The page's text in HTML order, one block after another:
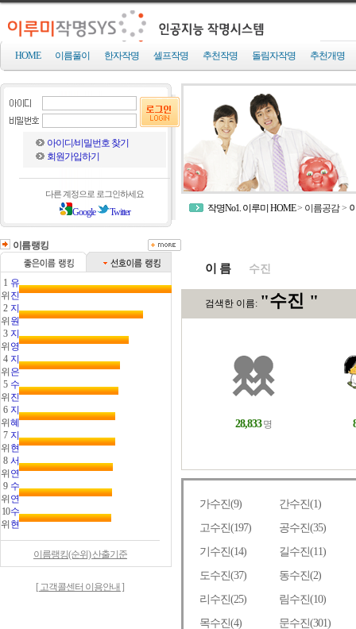
HOME 이름풀이 한자작명 셀프작명 추천작명 돌림자작명 추천개명
아이디/비밀번호 찾기
회원가입하기
다른 계정으로 로그인하세요
Google Twitter
이름랭킹
1
위
유
진
2
위
지
원
3
위
지
영
4
위
지
은
5
위
수
진
6
위
지
혜
7
위
지
현
8
위
서
연
9
위
수
연
10
위
수
현
이름랭킹(순위) 산출기준
[ 고객콜센터 이용안내 ]
작명No1. 이루미 HOME> 이름공감>
이 름